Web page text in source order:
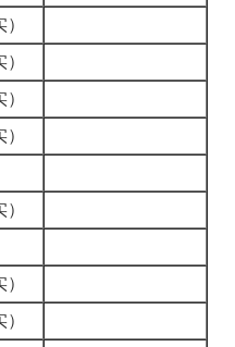
）
）
）
）
）
）
）